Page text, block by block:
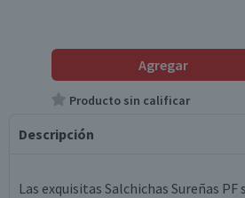
Agregar
Producto sin calificar
Descripción
Las exquisitas Salchichas Sureñas